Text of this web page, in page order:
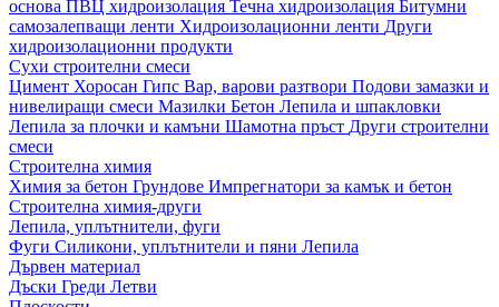
основа ПВЦ хидроизолация Течна хидроизолация Битумни
самозалепващи ленти Хидроизолационни ленти Други
хидроизолационни продукти
Сухи строителни смеси
Цимент Хоросан Гипс Вар, варови разтвори Подови замазки и
нивелиращи смеси Мазилки Бетон Лепила и шпакловки
Лепила за плочки и камъни Шамотна пръст Други строителни
смеси
Строителна химия
Химия за бетон Грундове Импрегнатори за камък и бетон
Строителна химия-други
Лепила, уплътнители, фуги
Фуги Силикони, уплътнители и пяни Лепила
Дървен материал
Дъски Греди Летви